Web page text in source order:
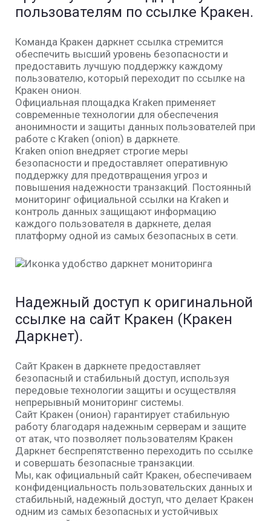
пользователям по ссылке Кракен.
Команда Кракен даркнет ссылка стремится
обеспечить высший уровень безопасности и
предоставить лучшую поддержку каждому
пользователю, который переходит по ссылке на
Кракен онион.
Официальная площадка Kraken применяет
современные технологии для обеспечения
анонимности и защиты данных пользователей при
работе с Kraken (onion) в даркнете.
Kraken onion внедряет строгие меры
безопасности и предоставляет оперативную
поддержку для предотвращения угроз и
повышения надежности транзакций. Постоянный
мониторинг официальной ссылки на Kraken и
контроль данных защищают информацию
каждого пользователя в даркнете, делая
платформу одной из самых безопасных в сети.
Надежный доступ к оригинальной
ссылке на сайт Кракен (Кракен
Даркнет).
Сайт Кракен в даркнете предоставляет
безопасный и стабильный доступ, используя
передовые технологии защиты и осуществляя
непрерывный мониторинг системы.
Сайт Кракен (онион) гарантирует стабильную
работу благодаря надежным серверам и защите
от атак, что позволяет пользователям Кракен
Даркнет беспрепятственно переходить по ссылке
и совершать безопасные транзакции.
Мы, как официальный сайт Кракен, обеспечиваем
конфиденциальность пользовательских данных и
стабильный, надежный доступ, что делает Кракен
одним из самых безопасных и устойчивых